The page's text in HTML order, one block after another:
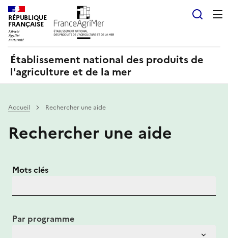
RÉPUBLIQUE
FRANÇAISE
Établissement national des produits de
l'agriculture et de la mer
Accueil Rechercher une aide
Rechercher une aide
Mots clés
Par programme
Panneau de gestion des cookies